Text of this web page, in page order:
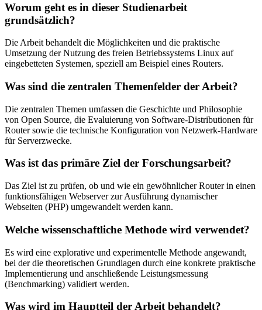
Worum geht es in dieser Studienarbeit
grundsätzlich?
Die Arbeit behandelt die Möglichkeiten und die praktische
Umsetzung der Nutzung des freien Betriebssystems Linux auf
eingebetteten Systemen, speziell am Beispiel eines Routers.
Was sind die zentralen Themenfelder der Arbeit?
Die zentralen Themen umfassen die Geschichte und Philosophie
von Open Source, die Evaluierung von Software-Distributionen für
Router sowie die technische Konfiguration von Netzwerk-Hardware
für Serverzwecke.
Was ist das primäre Ziel der Forschungsarbeit?
Das Ziel ist zu prüfen, ob und wie ein gewöhnlicher Router in einen
funktionsfähigen Webserver zur Ausführung dynamischer
Webseiten (PHP) umgewandelt werden kann.
Welche wissenschaftliche Methode wird verwendet?
Es wird eine explorative und experimentelle Methode angewandt,
bei der die theoretischen Grundlagen durch eine konkrete praktische
Implementierung und anschließende Leistungsmessung
(Benchmarking) validiert werden.
Was wird im Hauptteil der Arbeit behandelt?